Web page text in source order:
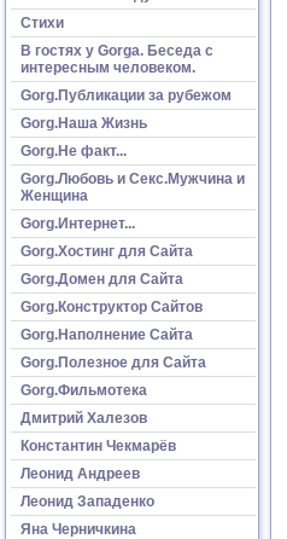
Стихи
В гостях у Gorga. Беседа с
интересным человеком.
Gorg.Публикации за рубежом
Gorg.Наша Жизнь
Gorg.Не факт...
Gorg.Любовь и Секс.Мужчина и
Женщина
Gorg.Интернет...
Gorg.Хостинг для Сайта
Gorg.Домен для Сайта
Gorg.Конструктор Сайтов
Gorg.Наполнение Сайта
Gorg.Полезное для Сайта
Gorg.Фильмотека
Дмитрий Халезов
Константин Чекмарёв
Леонид Андреев
Леонид Западенко
Яна Черничкина